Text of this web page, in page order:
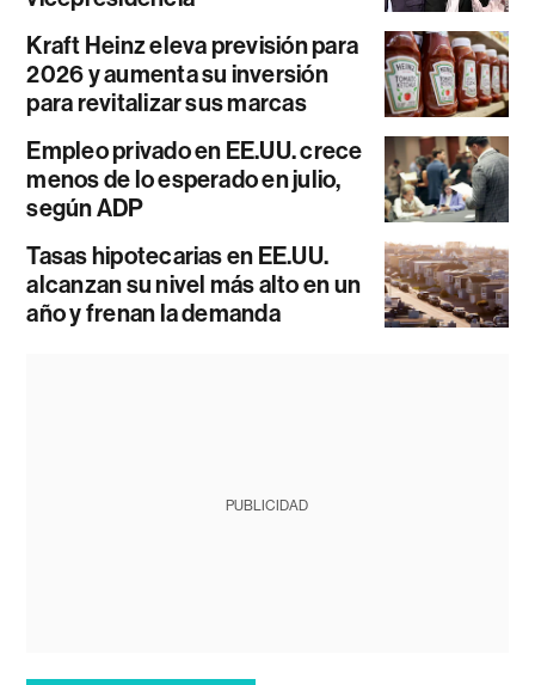
Kraft Heinz eleva previsión para
2026 y aumenta su inversión
para revitalizar sus marcas
Empleo privado en EE.UU. crece
menos de lo esperado en julio,
según ADP
Tasas hipotecarias en EE.UU.
alcanzan su nivel más alto en un
año y frenan la demanda
PUBLICIDAD